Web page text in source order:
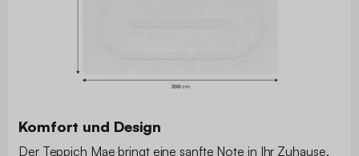
Komfort und Design
Der Teppich Mae bringt eine sanfte Note in Ihr Zuhause,